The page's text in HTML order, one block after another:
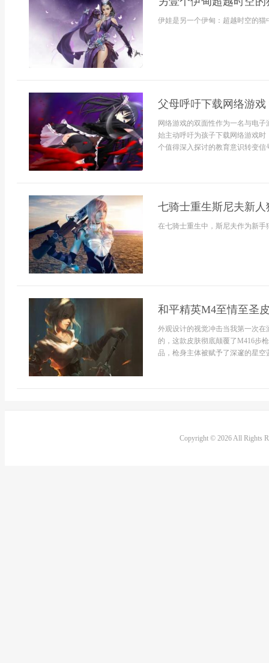
伊娃是另一个伊甸：超越时空的
父母呼吁下载网络游
网络游戏的双面性作为一名与电
始主动呼吁为孩子下载网络游戏
个值得深入探讨的教育意识转变
七骑士重生斯尼夫新
在七骑士重生中，斯尼夫作为新
和平精英M4至情至圣
外观设计的视觉冲击当我第一次
的，这款皮肤彻底颠覆了M416步
品，枪身主体被赋予了深邃的星
Copyright © 2026 All Rights